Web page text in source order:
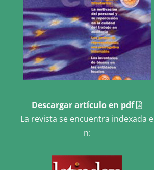
Descargar artículo en pdf
La revista se encuentra indexada e
n: